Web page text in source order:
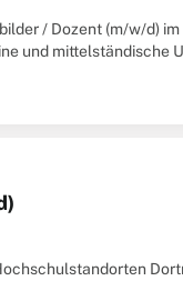
/ Dozent (m/w/d)
und mittelständische